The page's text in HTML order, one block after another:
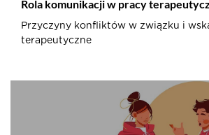
Rola komunikacji w pracy
Przyczyny konfliktów w związku i
terapeutyczne